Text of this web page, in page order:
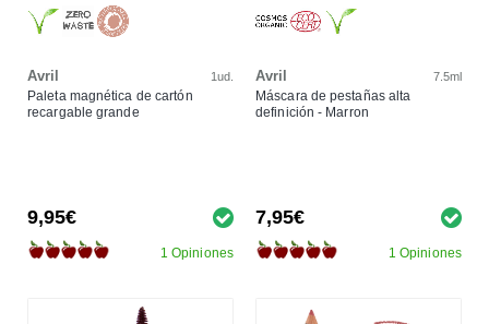
Avril 1ud.
Paleta magnética de cartón
recargable grande
9,95€
1 Opiniones
Avril 7.5ml
Máscara de pestañas alta
definición - Marron
7,95€
1 Opiniones